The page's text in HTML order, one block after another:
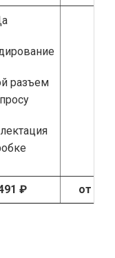
разъем
₽ от 7